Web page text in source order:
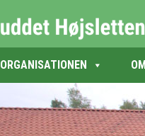
ORGANISATIONEN